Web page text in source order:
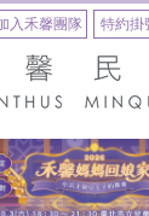
入禾馨團隊 特約掛